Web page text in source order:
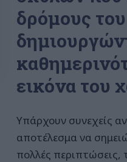
δρόμους
εικόνα του
Υπάρχουν συνεχείς
αποτέλεσμα να
πολλές περιπτώσεις,